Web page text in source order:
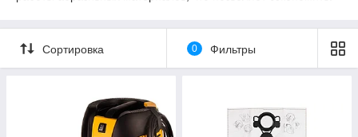
Сортировка 0 Фильтры